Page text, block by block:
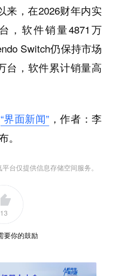
来，在2026财年内实
，软件销量4871万
Switch仍保持市场
台，软件累计销量高
“界面新闻” ，作者：李
台仅提供信息存储空间服务。
13
要你的鼓励